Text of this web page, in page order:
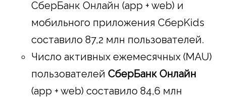
СберБанк Онлайн (app + web) и
мобильного приложения СберKids
составило 87,2 млн пользователей.
Число активных ежемесячных (MAU)
пользователей СберБанк Онлайн
(app + web) составило 84,6 млн